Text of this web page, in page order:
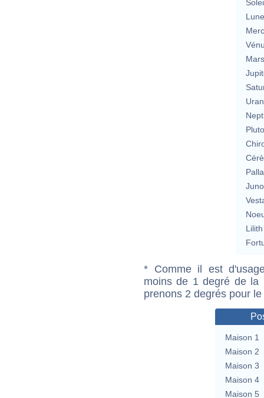
Lune
Mars
Lilith
* Comme il est
moins de 1 degré de la
prenons 2 degrés pour
Maison 1
Maison 2
Maison 3
Maison 4
Maison 5